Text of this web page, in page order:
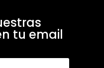
tu email